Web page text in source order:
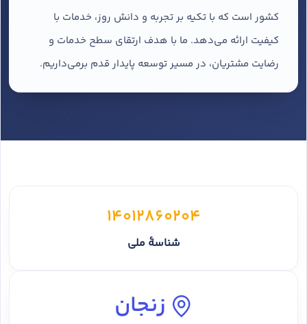
کشور است که با تکیه بر تجربه و دانش روز، خدمات با
کیفیت ارائه می‌دهد. ما با هدف ارتقای سطح خدمات و
رضایت مشتریان، در مسیر توسعه پایدار قدم برمی‌داریم.
14012860204
شناسهٔ ملی
زنجان